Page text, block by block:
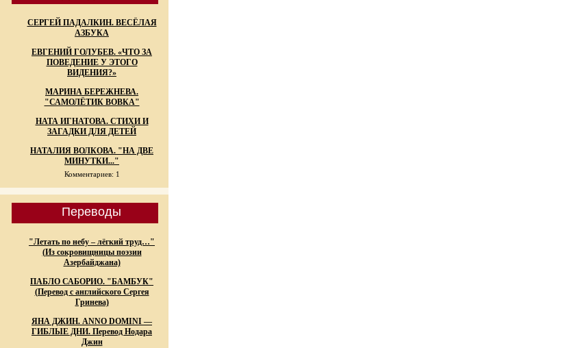
СЕРГЕЙ ПАДАЛКИН. ВЕСЁЛАЯ
АЗБУКА
ЕВГЕНИЙ ГОЛУБЕВ. «ЧТО ЗА
ПОВЕДЕНИЕ У ЭТОГО
ВИДЕНИЯ?»
МАРИНА БЕРЕЖНЕВА.
"САМОЛЁТИК ВОВКА"
НАТА ИГНАТОВА. СТИХИ И
ЗАГАДКИ ДЛЯ ДЕТЕЙ
НАТАЛИЯ ВОЛКОВА. "НА ДВЕ
МИНУТКИ..."
Комментариев: 1
Переводы
"Летать по небу – лёгкий труд…"
(Из сокровищницы поэзии
Азербайджана)
ПАБЛО САБОРИО. "БАМБУК"
(Перевод с английского Сергея
Гринева)
ЯНА ДЖИН. ANNO DOMINI —
ГИБЛЫЕ ДНИ. Перевод Нодара
Джин